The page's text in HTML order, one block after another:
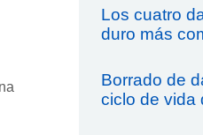
Los cuatro
duro más
Borrado de
ciclo de vida